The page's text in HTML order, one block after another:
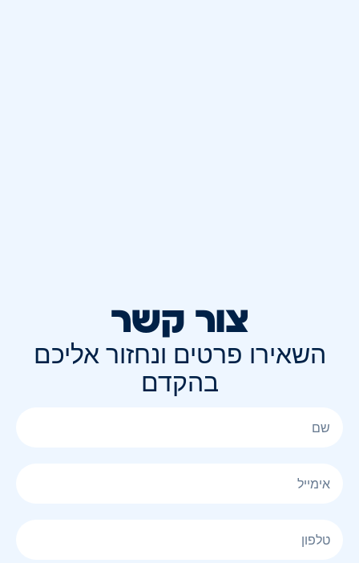
צור קשר
השאירו פרטים ונחזור אליכם
בהקדם